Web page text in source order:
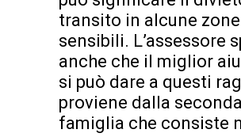
transito in alcune zone
sensibili. L’assessore
anche che il miglior
si può dare a questi
proviene dalla seconda
famiglia che consiste